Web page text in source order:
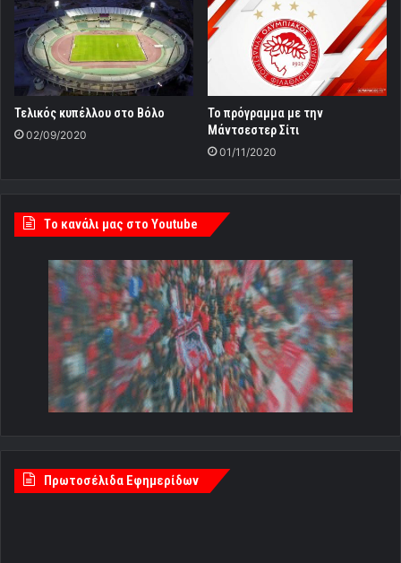
Τελικός κυπέλλου στο Βόλο
02/09/2020
Το πρόγραμμα με την
Μάντσεστερ Σίτι
01/11/2020
Tο κανάλι μας στο Youtube
Πρωτοσέλιδα Εφημερίδων